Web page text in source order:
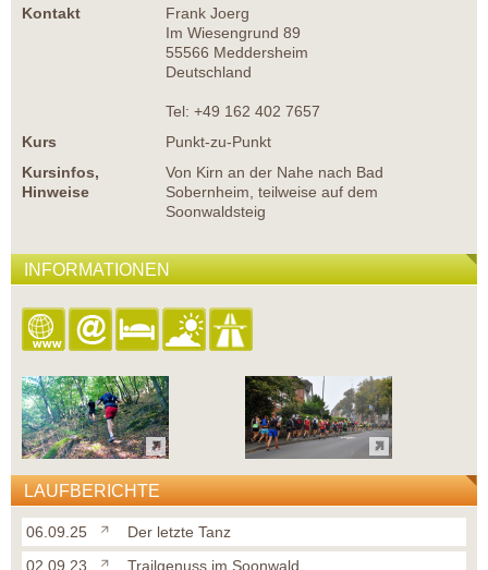
Kontakt
Frank Joerg
Im Wiesengrund 89
55566 Meddersheim
Deutschland
Tel: +49 162 402 7657
Kurs
Punkt-zu-Punkt
Kursinfos,
Hinweise
Von Kirn an der Nahe nach Bad
Sobernheim, teilweise auf dem
Soonwaldsteig
INFORMATIONEN
LAUFBERICHTE
06.09.25
Der letzte Tanz
02.09.23
Trailgenuss im Soonwald